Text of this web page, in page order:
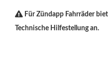
Für Zündapp Fahrräder
Technische Hilfestellung an.